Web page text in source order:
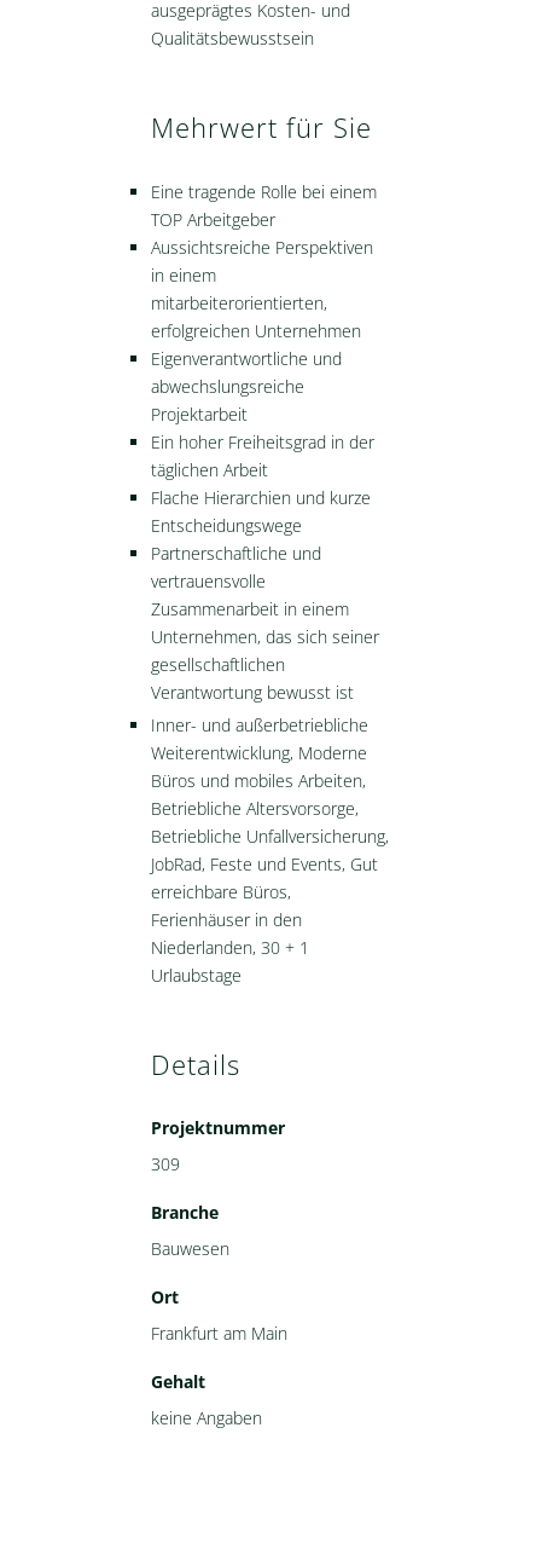
ausgeprägtes Kosten- und
Qualitätsbewusstsein
Mehrwert für Sie
Eine tragende Rolle bei einem
TOP Arbeitgeber
Aussichtsreiche Perspektiven
in einem
mitarbeiterorientierten,
erfolgreichen Unternehmen
Eigenverantwortliche und
abwechslungsreiche
Projektarbeit
Ein hoher Freiheitsgrad in der
täglichen Arbeit
Flache Hierarchien und kurze
Entscheidungswege
Partnerschaftliche und
vertrauensvolle
Zusammenarbeit in einem
Unternehmen, das sich seiner
gesellschaftlichen
Verantwortung bewusst ist
Inner- und außerbetriebliche
Weiterentwicklung, Moderne
Büros und mobiles Arbeiten,
Betriebliche Altersvorsorge,
Betriebliche Unfallversicherung,
JobRad, Feste und Events, Gut
erreichbare Büros,
Ferienhäuser in den
Niederlanden, 30 + 1
Urlaubstage
Details
Projektnummer
309
Branche
Bauwesen
Ort
Frankfurt am Main
Gehalt
keine Angaben